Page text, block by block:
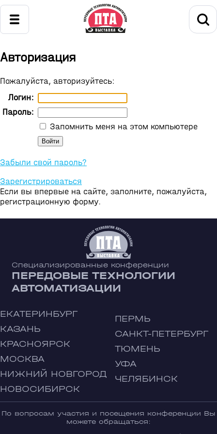
Авторизация
Пожалуйста, авторизуйтесь:
Логин:
Пароль:
Запомнить меня на этом компьютере
Забыли свой пароль?
Зарегистрироваться
Если вы впервые на сайте, заполните, пожалуйста,
регистрационную форму.
Специализированные конференции
ПЕРЕДОВЫЕ ТЕХНОЛОГИИ
АВТОМАТИЗАЦИИ
ЕКАТЕРИНБУРГ
КАЗАНЬ
КРАСНОЯРСК
МОСКВА
НИЖНИЙ НОВГОРОД
НОВОСИБИРСК
ПЕРМЬ
САНКТ-ПЕТЕРБУРГ
ТЮМЕНЬ
УФА
ЧЕЛЯБИНСК
По вопросам участия и посещения конференции Вы
можете обращаться: